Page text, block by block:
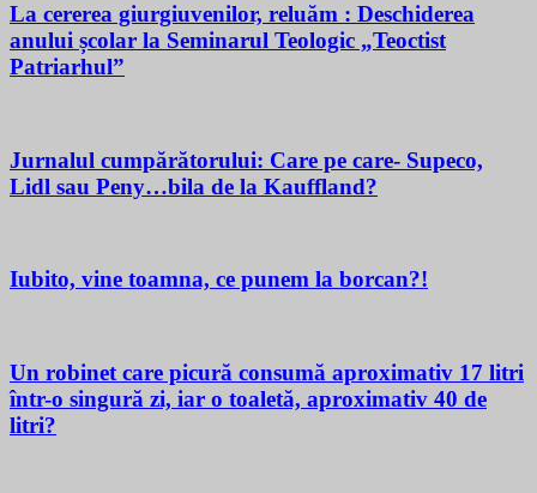
La cererea giurgiuvenilor, reluăm : Deschiderea
anului școlar la Seminarul Teologic „Teoctist
Patriarhul”
Jurnalul cumpărătorului: Care pe care- Supeco,
Lidl sau Peny…bila de la Kauffland?
Iubito, vine toamna, ce punem la borcan?!
Un robinet care picură consumă aproximativ 17 litri
într-o singură zi, iar o toaletă, aproximativ 40 de
litri?